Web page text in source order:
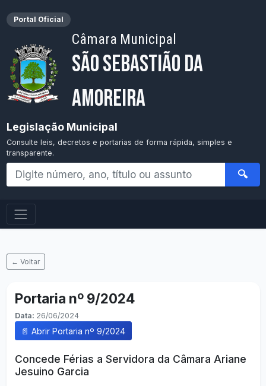
Portal Oficial
Câmara Municipal
São Sebastião da
Amoreira
Legislação Municipal
Consulte leis, decretos e portarias de forma rápida, simples e
transparente.
🔍
← Voltar
Portaria nº 9/2024
Data: 26/06/2024
📄 Abrir Portaria nº 9/2024
Concede Férias a Servidora da Câmara Ariane
Jesuino Garcia